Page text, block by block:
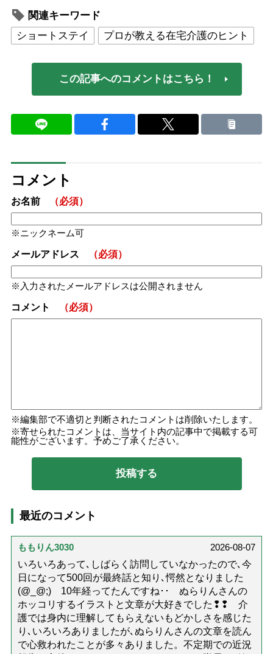
関連キーワード
ショートステイ
プロが教える在宅介護のヒント
この記事へのコメントはこちら！
コメント
お名前 （必須）
ニックネーム可
メールアドレス （必須）
入力されたメールアドレスは公開されません
コメント （必須）
編集部で不適切と判断されたコメントは削除いたします。
寄せられたコメントは、当サイト内の記事中で掲載する可
能性がございます。予めご了承ください。
最近のコメント
ももりん3030
2026-08-07
いろいろあって､しばらく訪問していなかったので､今
日になって500回が最終話と知り､愕然となりました
(@_@;) 10年経ってたんですね･･ ぬらりんさんの
ホッコリするイラストと文章が大好きでした❢❢ 介
護では身内に理解してもらえないもどかしさを感じた
り､いろいろありましたが､ぬらりんさんの文章を読ん
で心救われたことが多々ありました。不定期での近況